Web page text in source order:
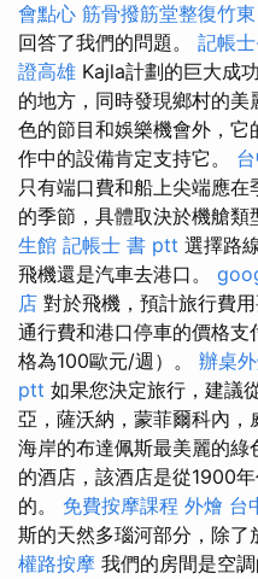
會點心 筋骨撥筋堂整復竹東
回答了我們的問題。 記帳
證高雄 Kajla計劃的巨大成
的地方，同時發現鄉村的
色的節目和娛樂機會外，
作中的設備肯定支持它。
只有端口費和船上尖端應
的季節，具體取決於機艙類
生館 記帳士 書 ptt 選擇路
飛機還是汽車去港口。
店 對於飛機，預計旅行費
通行費和港口停車的價格
格為100歐元/週）。 辦桌
ptt 如果您決定旅行，建議
亞，薩沃納，蒙菲爾科內
海岸的布達佩斯最美麗的
的酒店，該酒店是從1900
的。 免費按摩課程 外燴 台
斯的天然多瑙河部分，除了
權路按摩 我們的房間是空